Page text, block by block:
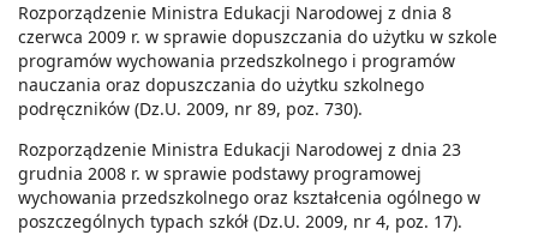
Rozporządzenie Ministra Edukacji Narodowej z dnia 8
czerwca 2009 r. w sprawie dopuszczania do użytku w szkole
programów wychowania przedszkolnego i programów
nauczania oraz dopuszczania do użytku szkolnego
podręczników (Dz.U. 2009, nr 89, poz. 730).
Rozporządzenie Ministra Edukacji Narodowej z dnia 23
grudnia 2008 r. w sprawie podstawy programowej
wychowania przedszkolnego oraz kształcenia ogólnego w
poszczególnych typach szkół (Dz.U. 2009, nr 4, poz. 17).